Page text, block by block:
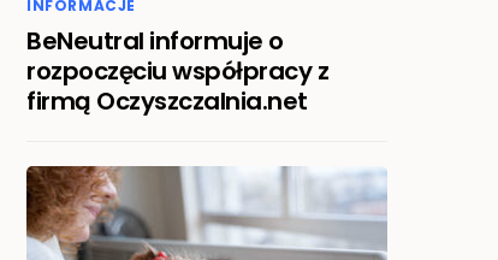
INFORMACJE
BeNeutral informuje o
rozpoczęciu współpracy z
firmą Oczyszczalnia.net